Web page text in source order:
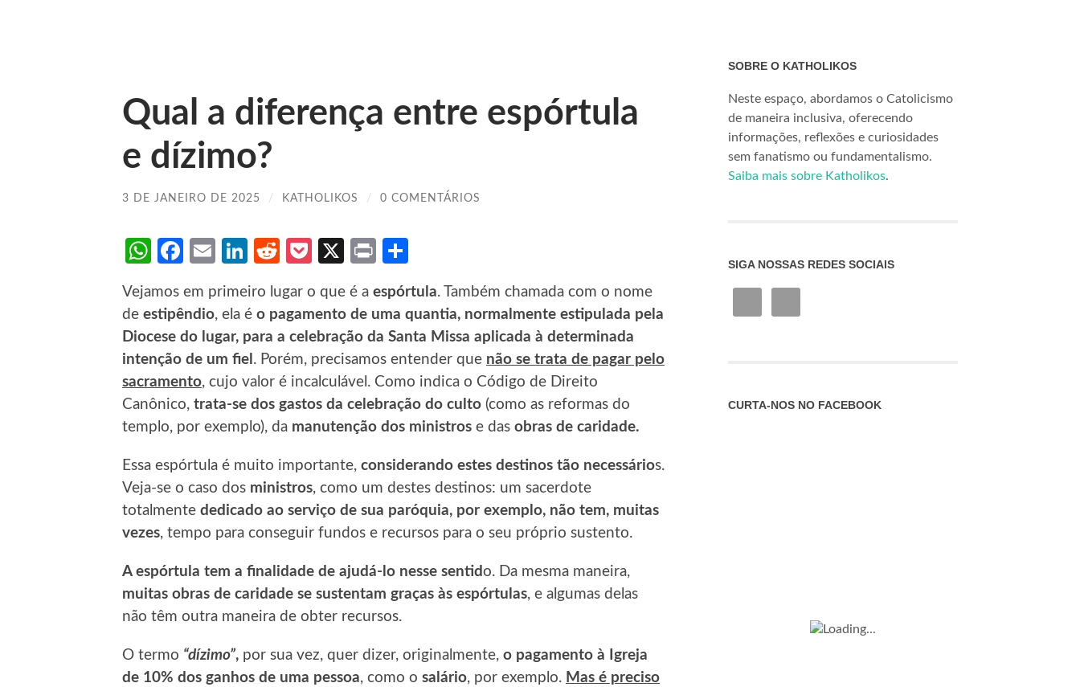
Qual a diferença entre espórtula
e dízimo?
3 DE JANEIRO DE 2025 / KATHOLIKOS / 0 COMENTÁRIOS
WhatsApp
Facebook
EmailLinkedIn
RedditPocket
X Print
Vejamos em primeiro lugar o que é a espórtula. Também chamada com o nome
de estipêndio, ela é o pagamento de uma quantia, normalmente estipulada pela
Diocese do lugar, para a celebração da Santa Missa aplicada à determinada
intenção de um fiel . Porém, precisamos entender que não se trata de pagar pelo
sacramento, cujo valor é incalculável. Como indica o Código de Direito
Canônico, trata-se dos gastos da celebração do culto (como as reformas do
templo, por exemplo), da manutenção dos ministros e das obras de caridade.
Essa espórtula é muito importante, considerando estes destinos tão necessários.
Veja-se o caso dos ministros, como um destes destinos: um sacerdote
totalmente dedicado ao serviço de sua paróquia, por exemplo, não tem, muitas
vezes, tempo para conseguir fundos e recursos para o seu próprio sustento.
A espórtula tem a finalidade de ajudá-lo nesse sentido. Da mesma maneira,
muitas obras de caridade se sustentam graças às espórtulas, e algumas delas
não têm outra maneira de obter recursos.
O termo “dízimo”, por sua vez, quer dizer, originalmente, o pagamento à Igreja
de 10% dos ganhos de uma pessoa, como o salário, por exemplo. Mas é preciso
SOBRE O KATHOLIKOS
Neste espaço, abordamos o Catolicismo
de maneira inclusiva, oferecendo
informações, reflexões e curiosidades
sem fanatismo ou fundamentalismo.
Saiba mais sobre Katholikos.
SIGA NOSSAS REDES SOCIAIS
CURTA-NOS NO FACEBOOK